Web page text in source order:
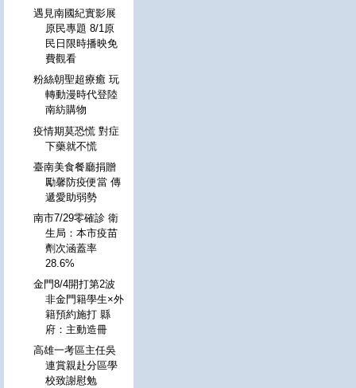
遇見南國紀實影展
原民專題 8/1原
民日限時播映免
費觀看
粉絲朝聖超療癒 玩
轉動漫時代登陸
南紡購物
疫情期莫恐慌 對症
下藥就不慌
臺南美食餐廳捐贈
勵馨防疫便當 傳
遞愛助弱勢
南市7/29零確診 衛
生局：本市疫苗
劑次涵蓋率
28.6%
金門8/4開打第2波
非金門籍學生×外
籍預約施打 縣
府：主動造冊
高雄一考區主任吳
連賞親赴分區學
校致謝慰勉